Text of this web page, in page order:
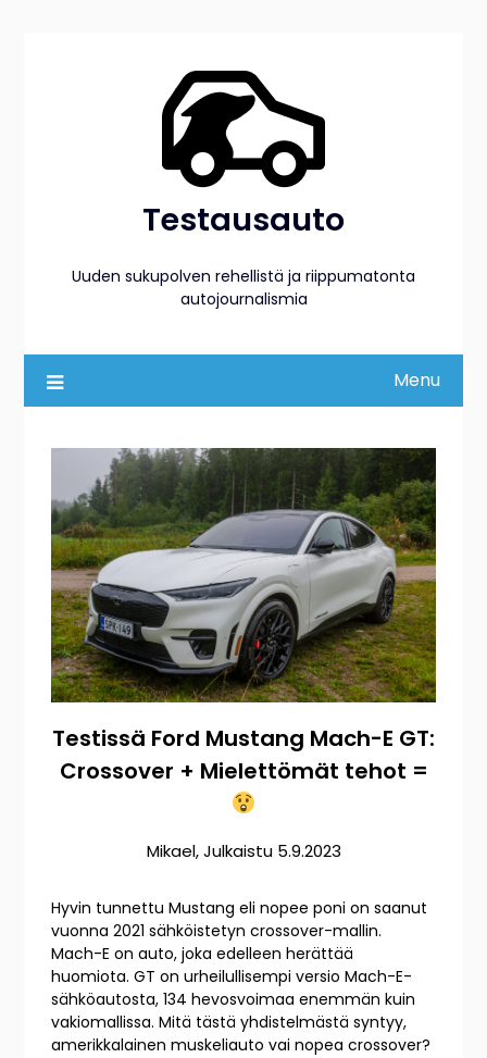
Testausauto
Uuden sukupolven rehellistä ja riippumatonta
autojournalismia
Menu
Testissä Ford Mustang Mach-E GT:
Crossover + Mielettömät tehot =
Mikael,Julkaistu 5.9.2023
Hyvin tunnettu Mustang eli nopee poni on saanut
vuonna 2021 sähköistetyn crossover-mallin.
Mach-E on auto, joka edelleen herättää
huomiota. GT on urheilullisempi versio Mach-E-
sähköautosta, 134 hevosvoimaa enemmän kuin
vakiomallissa. Mitä tästä yhdistelmästä syntyy,
amerikkalainen muskeliauto vai nopea crossover?